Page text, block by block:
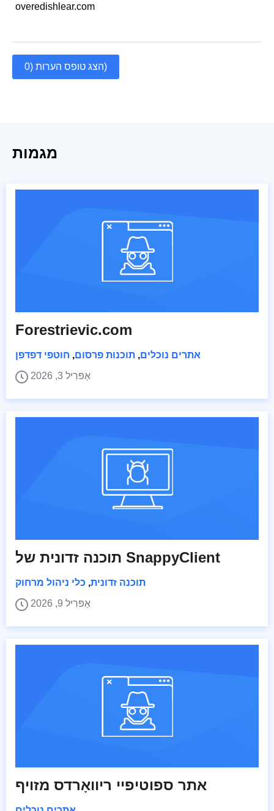
overedishlear.com
הצג טופס הערות (0)
מגמות
Forestrievic.com
אתרים נוכלים, תוכנות פרסום, חוטפי דפדפן
אַפּרִיל 3, 2026
תוכנה זדונית של SnappyClient
תוכנה זדונית, כלי ניהול מרחוק
אַפּרִיל 9, 2026
אתר ספוטיפיי ריוואָרדס מזויף